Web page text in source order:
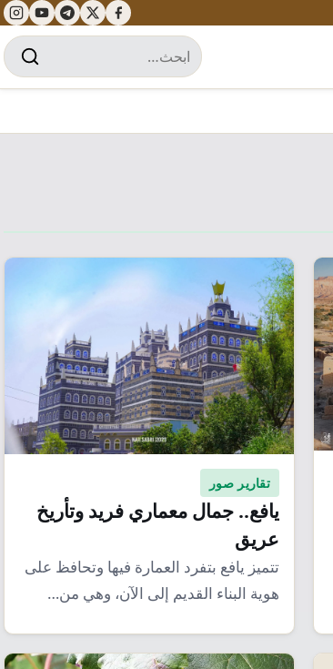
تقارير صور
يافع.. جمال معماري فريد وتأريخ
عريق
تتميز يافع بتفرد العمارة فيها وتحافظ على
هوية البناء القديم إلى الآن، وهي من…